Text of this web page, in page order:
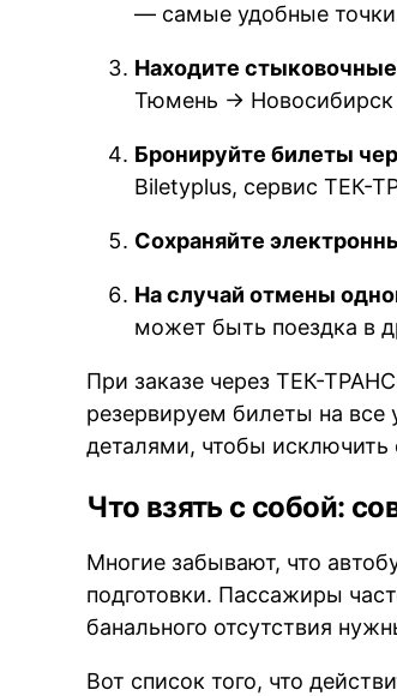
— самые удобные
Находите
Тюмень →
Бронируйте билеты
Biletyplus, сервис ТЕК-
Сохраняйте
На случай отмены
может быть поездка в
При заказе через ТЕК-
резервируем билеты на
деталями, чтобы
Что взять с собой:
Многие забывают, что
подготовки. Пассажиры
банального отсутствия
Вот список того, что